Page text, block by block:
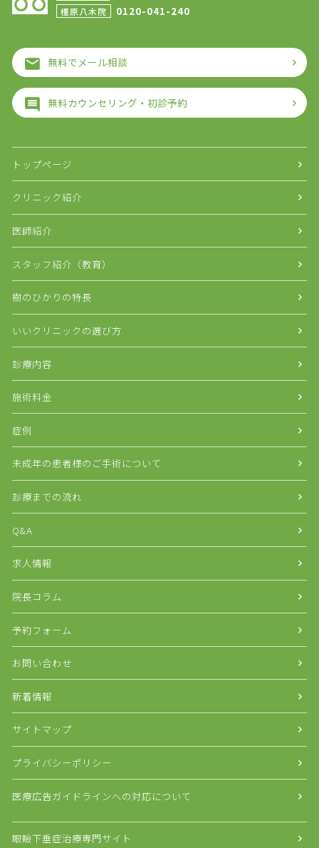
橿原八木院 0120-041-240
無料でメール相談
無料カウンセリング・初診予約
トップページ
クリニック紹介
医師紹介
スタッフ紹介（教育）
樹のひかりの特長
いいクリニックの選び方
診療内容
施術料金
症例
未成年の患者様のご手術について
診療までの流れ
Q&A
求人情報
院長コラム
予約フォーム
お問い合わせ
新着情報
サイトマップ
プライバシーポリシー
医療広告ガイドラインへの対応について
眼瞼下垂症治療専門サイト